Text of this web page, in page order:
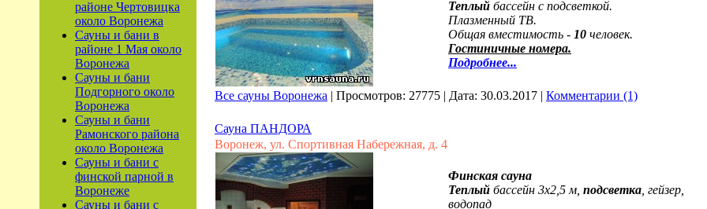
районе Чертовицка
около Воронежа
Сауны и бани в
районе 1 Мая около
Воронежа
Сауны и бани
Подгорного около
Воронежа
Сауны и бани
Рамонского района
около Воронежа
Сауны и бани с
финской парной в
Воронеже
Сауны и бани с
Теплый бассейн с подсветкой.
Плазменный ТВ.
Общая вместимость - 10 человек.
Гостиничные номера.
Подробнее...
Все сауны Воронежа | Просмотров: 27775 | Дата: 30.03.2017 | Комментарии (1)
Сауна ПАНДОРА
Воронеж, ул. Спортивная Набережная, д. 4
Финская сауна
Теплый бассейн 3х2,5 м, подсветка , гейзер,
водопад